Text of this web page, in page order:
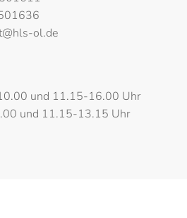
ol.de
und 11.15-16.00 Uhr
und 11.15-13.15 Uhr